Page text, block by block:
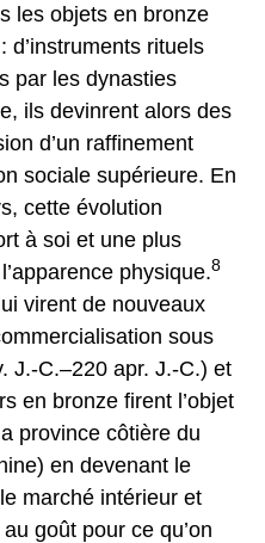
les objets en bronze
d’instruments rituels
par les dynasties
ils devinrent alors des
d’un raffinement
sociale supérieure. En
cette évolution
à soi et une plus
physique.8
virent de nouveaux
sous
J.-C.–220 apr. J.-C.) et
en bronze firent l’objet
province côtière du
en devenant le
marché intérieur et
goût pour ce qu’on